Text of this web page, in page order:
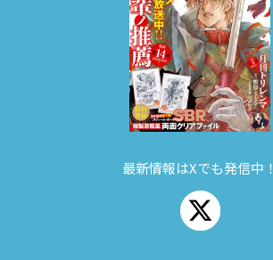
最新情報はXでも発信中！